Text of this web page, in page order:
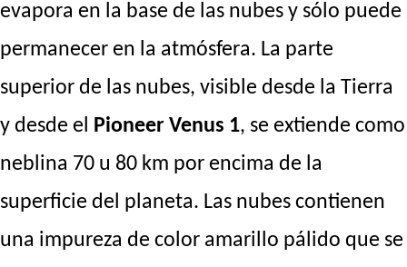
evapora en la base de las nubes y sólo puede
permanecer en la atmósfera. La parte
superior de las nubes, visible desde la Tierra
y desde el Pioneer Venus 1, se extiende como
neblina 70 u 80 km por encima de la
superficie del planeta. Las nubes contienen
una impureza de color amarillo pálido que se